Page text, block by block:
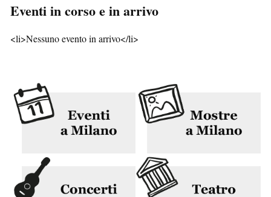
Eventi in corso e in arrivo
<li>Nessuno evento in arrivo</li>